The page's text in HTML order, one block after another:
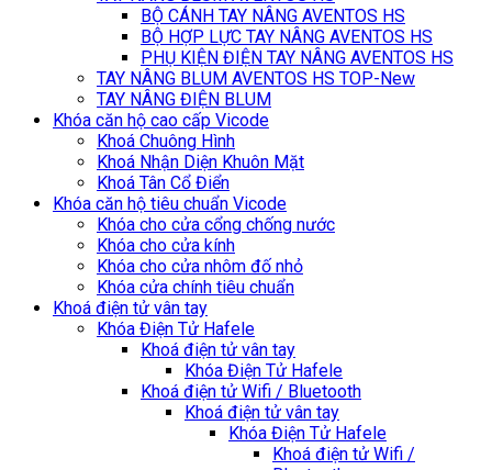
BỘ CÁNH TAY NÂNG AVENTOS HS
BỘ HỢP LỰC TAY NÂNG AVENTOS HS
PHỤ KIỆN ĐIỆN TAY NÂNG AVENTOS HS
TAY NÂNG BLUM AVENTOS HS TOP-New
TAY NÂNG ĐIỆN BLUM
Khóa căn hộ cao cấp Vicode
Khoá Chuông Hình
Khoá Nhận Diện Khuôn Mặt
Khoá Tân Cổ Điển
Khóa căn hộ tiêu chuẩn Vicode
Khóa cho cửa cổng chống nước
Khóa cho cửa kính
Khóa cho cửa nhôm đố nhỏ
Khóa cửa chính tiêu chuẩn
Khoá điện tử vân tay
Khóa Điện Tử Hafele
Khoá điện tử vân tay
Khóa Điện Tử Hafele
Khoá điện tử Wifi / Bluetooth
Khoá điện tử vân tay
Khóa Điện Tử Hafele
Khoá điện tử Wifi /